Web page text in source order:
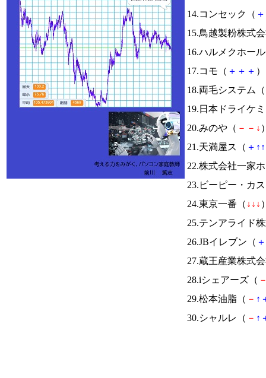
14.コンセック（ ＋
15.鳥越製粉株式
16.ハルメクホー
17.コモ（ ＋ ＋ ＋
18.両毛システム（
19.日本ドライケ
20.みのや（ － － ↓
21.天満屋ス（ ＋ ↑ ↑
22.株式会社一家
23.ビーピー・カ
24.東京一番（ ↓ ↓ ↓
25.テンアライド
26.JBイレブン（ ＋
27.蔵王産業株式
28.iシェアーズ（
29.松本油脂（ － ↑
30.シャルレ（ － ↑